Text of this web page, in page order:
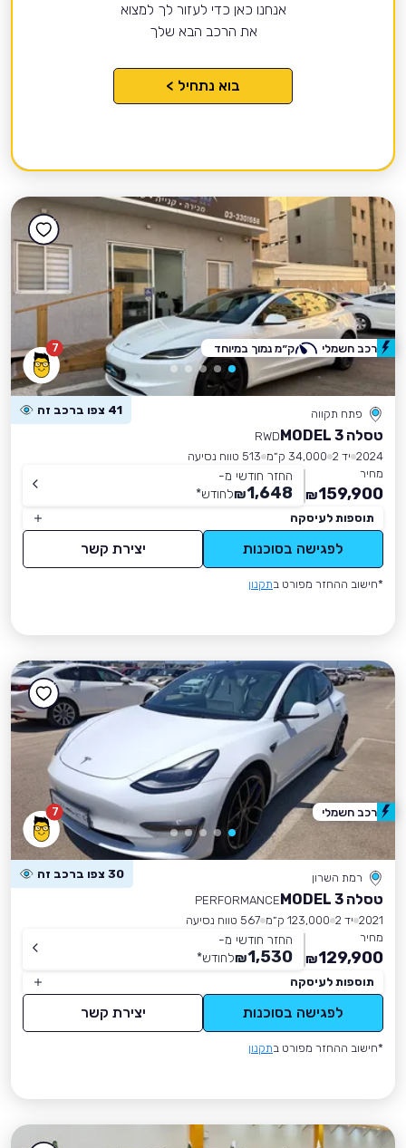
אנחנו כאן כדי לעזור לך למצוא
את הרכב הבא שלך
בוא נתחיל >
7
פתח תקווה 41 צפו ברכב זה
טסלה MODEL 3
RWD
2024 יד 2 34,000 ק״מ
513 טווח נסיעה
מחיר
159,900
₪
החזר חודשי מ-
1,648
₪לחודש*
תוספות לעיסקה
לפגישה בסוכנות יצירת קשר
*חישוב ההחזר מפורט בתקנון
רכב חשמלי ק״מ נמוך במיוחד
7
רמת השרון 30 צפו ברכב זה
טסלה MODEL 3
PERFORMANCE
2021 יד 2 123,000 ק״מ
567 טווח נסיעה
מחיר
129,900
₪
החזר חודשי מ-
1,530
₪לחודש*
תוספות לעיסקה
לפגישה בסוכנות יצירת קשר
*חישוב ההחזר מפורט בתקנון
רכב חשמלי